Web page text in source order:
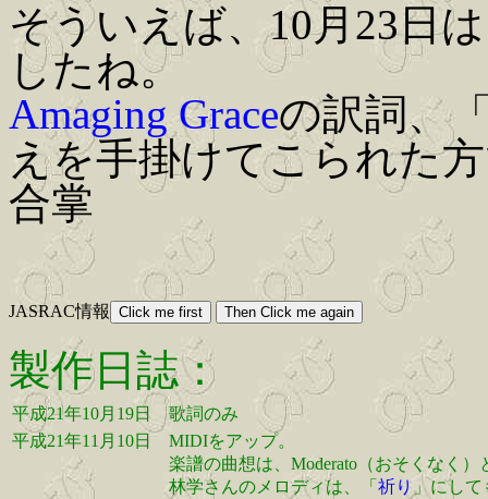
そういえば、10月23日
したね。
Amaging Graceの訳詞、
えを手掛けてこられた
合掌
JASRAC情報
製作日誌：
平成21年10月19日
歌詞のみ
平成21年11月10日
MIDIをアップ。
楽譜の曲想は、Moderato（おそくなく
林学さんのメロディは、「 祈り 」にし